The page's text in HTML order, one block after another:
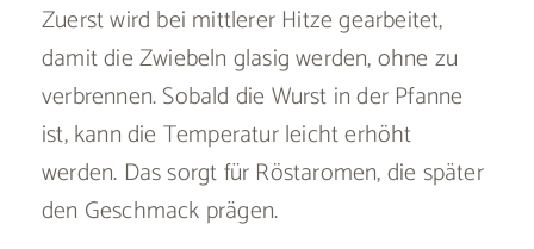
Zuerst wird bei mittlerer Hitze gearbeitet,
damit die Zwiebeln glasig werden, ohne zu
verbrennen. Sobald die Wurst in der Pfanne
ist, kann die Temperatur leicht erhöht
werden. Das sorgt für Röstaromen, die später
den Geschmack prägen.